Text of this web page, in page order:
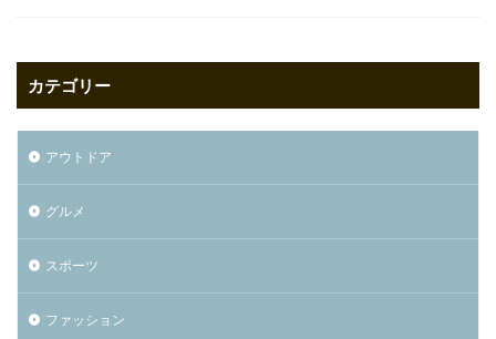
カテゴリー
アウトドア
グルメ
スポーツ
ファッション